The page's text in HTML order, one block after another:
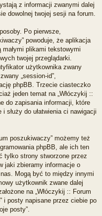
z informacji zwanymi dalej
dowolnej twojej sesji na forum.
Po pierwsze,
powoduje, że aplikacja
plikami tekstowymi
twojej przeglądarki.
użytkownika zwany
„session-id”,
phpBB. Trzecie ciasteczko
jeden temat na „Włóczykij ::
do zapisania informacji, które
służy do ułatwienia ci nawigacji
poszukiwaczy” możemy też
phpBB, ale ich ten
tylko strony stworzone przez
jaki zbieramy informacje o
Mogą być to między innymi
użytkownik zwane dalej
na „Włóczykij :: Forum
i posty napisane przez ciebie po
posty”.